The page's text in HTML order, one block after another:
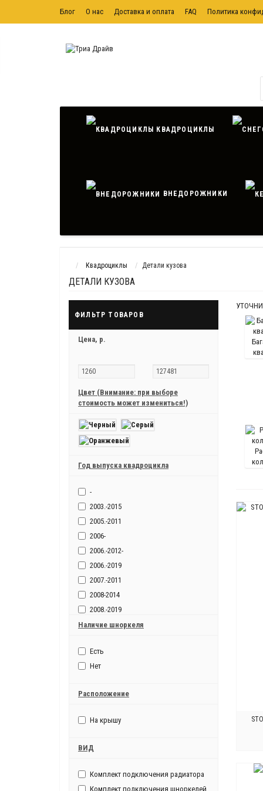
Блог О нас Доставка и оплата FAQ Политика
КВАДРОЦИКЛЫ
ВНЕДОРОЖНИКИ
Квадроциклы Детали кузова
ДЕТАЛИ КУЗОВА
ФИЛЬТР ТОВАРОВ
Цена, р.
Цвет (Внимание: при выборе
стоимость может измениться!)
Год выпуска квадроцикла
-
2003.-2015
2005.-2011
2006-
2006.-2012-
2006.-2019
2007.-2011
2008-2014
2008.-2019
2009-
2011
2011-2014
2011.-2019
2012-
2014
2014-
Наличие шноркеля
Есть
Нет
Расположение
На крышу
ВИД
Комплект подключения радиатора
Комплект подключения шноркелей